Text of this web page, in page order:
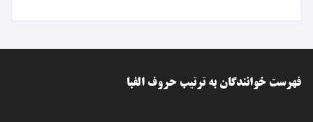
فهرست خوانندگان به ترتیب حروف الفبا